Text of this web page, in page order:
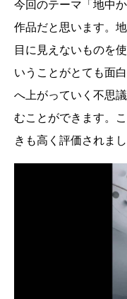
今回のテーマ「地中
作品だと思います。
目に見えないものを
いうことがとても面
へ上がっていく不思
むことができます。
きも高く評価されまし